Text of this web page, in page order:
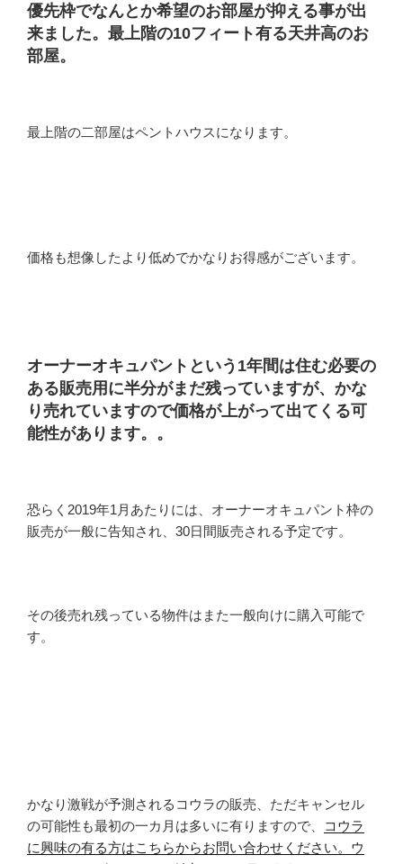
優先枠でなんとか希望のお部屋が抑える事が出
来ました。最上階の10フィート有る天井高のお
部屋。
最上階の二部屋はペントハウスになります。
価格も想像したより低めでかなりお得感がございます。
オーナーオキュパントという1年間は住む必要の
ある販売用に半分がまだ残っていますが、かな
り売れていますので価格が上がって出てくる可
能性があります。。
恐らく2019年1月あたりには、オーナーオキュパント枠の
販売が一般に告知され、30日間販売される予定です。
その後売れ残っている物件はまた一般向けに購入可能で
す。
かなり激戦が予測されるコウラの販売、ただキャンセル
の可能性も最初の一カ月は多いに有りますので、
コウラ
に興味の有る方はこちらからお問い合わせください。ウ